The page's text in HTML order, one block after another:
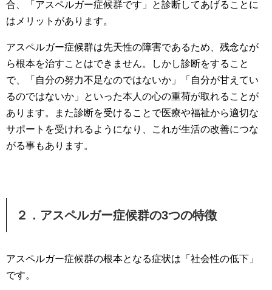
合、「アスペルガー症候群です」と診断してあげることに
はメリットがあります。
アスペルガー症候群は先天性の障害であるため、残念なが
ら根本を治すことはできません。しかし診断をすること
で、「自分の努力不足なのではないか」「自分が甘えてい
るのではないか」といった本人の心の重荷が取れることが
あります。また診断を受けることで医療や福祉から適切な
サポートを受けれるようになり、これが生活の改善につな
がる事もあります。
２．アスペルガー症候群の3つの特徴
アスペルガー症候群の根本となる症状は「社会性の低下」
です。